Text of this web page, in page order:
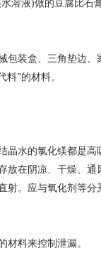
溶液)做的豆腐比石
包装盒、三角垫边、
”的材料。
晶水的氯化镁都是高
放在阴凉、干燥、
射。应与氧化剂等分
材料来控制泄漏。